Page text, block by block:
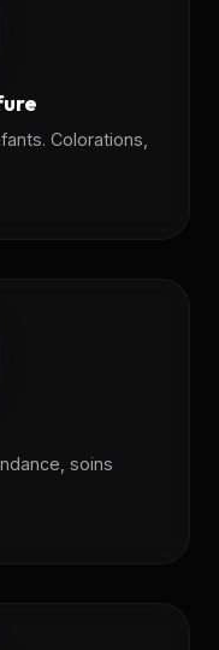
Colorations,
soins